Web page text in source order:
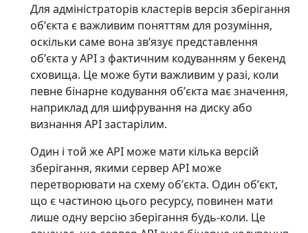
Для адміністраторів кластерів версія зберігання
обʼєкта є важливим поняттям для розуміння,
оскільки саме вона звʼязує представлення
обʼєкта у API з фактичним кодуванням у бекенд
сховища. Це може бути важливим у разі, коли
певне бінарне кодування обʼєкта має значення,
наприклад для шифрування на диску або
визнання API застарілим.
Один і той же API може мати кілька версій
зберігання, якими сервер API може
перетворювати на схему обʼєкта. Один обʼєкт,
що є частиною цього ресурсу, повинен мати
лише одну версію зберігання будь-коли. Це